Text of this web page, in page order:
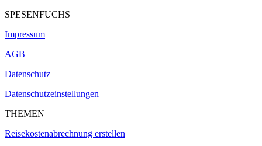
SPESENFUCHS
Impressum
AGB
Datenschutz
Datenschutzeinstellungen
THEMEN
Reisekostenabrechnung erstellen